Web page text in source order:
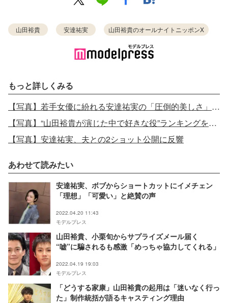
山田裕貴 安達祐実 山田裕貴のオールナイトニッポンX
もっと詳しくみる
【写真】若手女優に紛れる安達祐実の「圧倒的美しさ」が話題
【写真】“山田裕貴が演じた中で好きな役”ランキングを発表
【写真】安達祐実、夫との2ショット公開に反響
あわせて読みたい
安達祐実、ボブからショートカットにイメチェン
「理想」「可愛い」と絶賛の声
2022.04.20 11:43
モデルプレス
山田裕貴、小栗旬からサプライズメール届く
“嘘”に騙されるも感激「めっちゃ協力してくれる」
2022.04.19 19:03
モデルプレス
「どうする家康」山田裕貴の起用は「迷いなく行っ
た」制作統括が語るキャスティング理由